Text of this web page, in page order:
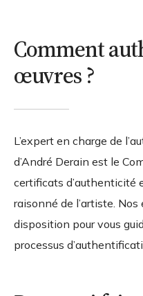
Comment
œuvres ?
L’expert en charge de
d’André Derain est le
certificats d’authenticité
raisonné de l’artiste.
disposition pour vous
processus